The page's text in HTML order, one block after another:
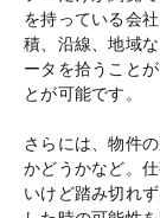
を持っている会
積、沿線、地域
ータを拾うこと
とが可能です。
さらには、物件
かどうかなど。
いけど踏み切れ